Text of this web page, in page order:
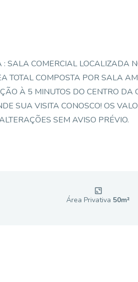
SALA COMERCIAL LOCALIZADA
TOTAL COMPOSTA POR SALA
À 5 MINUTOS DO CENTRO DA
SUA VISITA CONOSCO! OS
SEM AVISO PRÉVIO.
Área Privativa 50m²